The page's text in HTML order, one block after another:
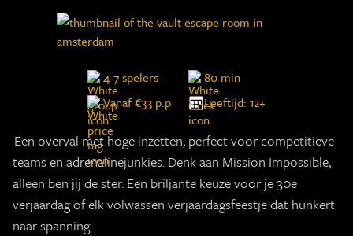
4-7 spelers
80 min
Vanaf €33 p.p
Leeftijd: 12+
Een overval met hoge inzetten, perfect voor competitieve
teams en adrenalinejunkies. Denk aan Mission Impossible,
alleen ben jij de ster. Een briljante keuze voor je 30e
verjaardag of elk volwassen verjaardagsfeestje dat hunkert
naar spanning.